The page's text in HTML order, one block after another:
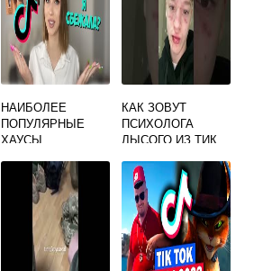
НАИБОЛЕЕ
ПОПУЛЯРНЫЕ
ХАУСЫ
РОССИИ — КАК
ТУДА ПОПАСТЬ
КАК ЗОВУТ
ПСИХОЛОГА
ЛЫСОГО ИЗ ТИК